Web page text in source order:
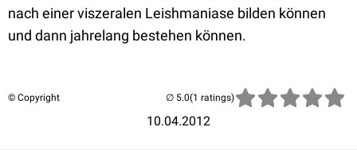
nach einer viszeralen Leishmaniase bilden können
und dann jahrelang bestehen können.
© Copyright
10.04.2012
(1 ratings)